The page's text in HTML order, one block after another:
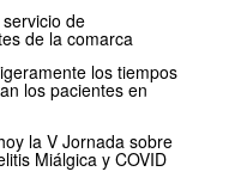
de
de la comarca
los tiempos
los pacientes en
la V Jornada sobre
Miálgica y COVID